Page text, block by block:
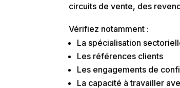
circuits de vente, des
Vérifiez notamment :
La spécialisation
Les références clients
Les engagements de
La capacité à travailler